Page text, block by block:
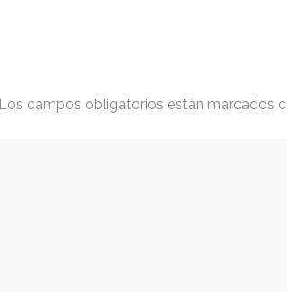
Los campos obligatorios están marcados